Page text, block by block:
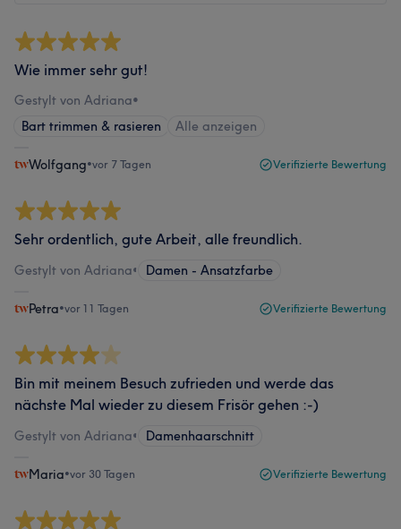
Wie immer sehr gut!
Gestylt von Adriana•
Bart trimmen & rasieren
Alle anzeigen
Wolfgang•vor 7 Tagen Verifizierte Bewertung
Sehr ordentlich, gute Arbeit, alle freundlich.
Gestylt von Adriana• Damen - Ansatzfarbe
Petra•vor 11 Tagen Verifizierte Bewertung
Bin mit meinem Besuch zufrieden und werde das
nächste Mal wieder zu diesem Frisör gehen :-)
Gestylt von Adriana• Damenhaarschnitt
Maria•vor 30 Tagen Verifizierte Bewertung